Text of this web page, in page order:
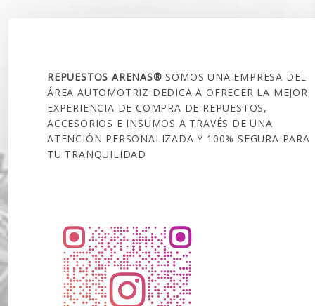
REPUESTOS ARENAS®SOMOS UNA EMPRESA DEL
ÁREA AUTOMOTRIZ DEDICA A OFRECER LA MEJOR
EXPERIENCIA DE COMPRA DE REPUESTOS,
ACCESORIOS E INSUMOS A TRAVÉS DE UNA
ATENCIÓN PERSONALIZADA Y 100% SEGURA PARA
TU TRANQUILIDAD